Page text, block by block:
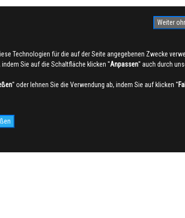
Weiter
Technologien für die auf der Seite angegebenen Zwecke
Sie auf die Schaltfläche klicken ''Anpassen'' auch durch
'' oder lehnen Sie die Verwendung ab, indem Sie auf klicken ''